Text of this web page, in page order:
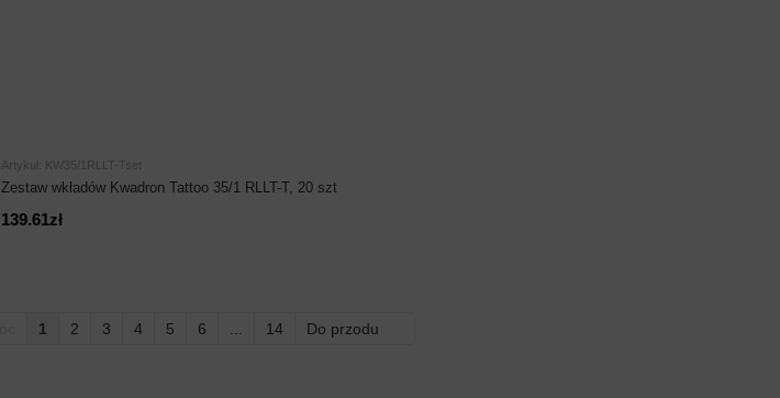
Artykuł: KW35/1RLLT-Tset
Zestaw wkładów Kwadron Tattoo 35/1 RLLT-T, 20 szt
139.61zł
1 2 3 4 5 6 14 Do przodu